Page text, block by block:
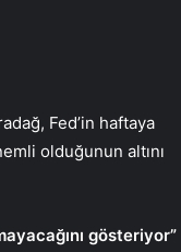
Fed’in haftaya
olduğunun altını
gösteriyor”